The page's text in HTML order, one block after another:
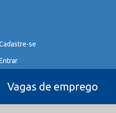
se
Vagas de emprego